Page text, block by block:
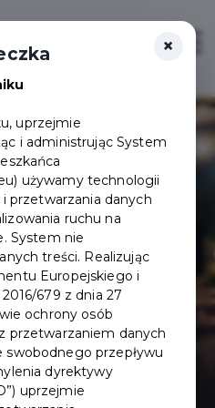
×
uprzejmie
i administrując System
używamy technologii
i przetwarzania danych
ruchu na
System nie
treści. Realizując
Europejskiego i
679 z dnia 27
ochrony osób
przetwarzaniem danych
swobodnego przepływu
dyrektywy
uprzejmie